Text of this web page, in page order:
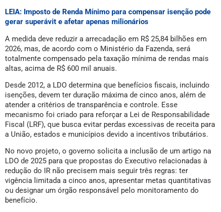
LEIA: Imposto de Renda Mínimo para compensar isenção pode
gerar superávit e afetar apenas milionários
A medida deve reduzir a arrecadação em R$ 25,84 bilhões em
2026, mas, de acordo com o Ministério da Fazenda, será
totalmente compensado pela taxação mínima de rendas mais
altas, acima de R$ 600 mil anuais.
Desde 2012, a LDO determina que benefícios fiscais, incluindo
isenções, devem ter duração máxima de cinco anos, além de
atender a critérios de transparência e controle. Esse
mecanismo foi criado para reforçar a Lei de Responsabilidade
Fiscal (LRF), que busca evitar perdas excessivas de receita para
a União, estados e municípios devido a incentivos tributários.
No novo projeto, o governo solicita a inclusão de um artigo na
LDO de 2025 para que propostas do Executivo relacionadas à
redução do IR não precisem mais seguir três regras: ter
vigência limitada a cinco anos, apresentar metas quantitativas
ou designar um órgão responsável pelo monitoramento do
benefício.